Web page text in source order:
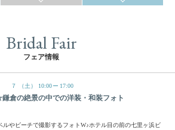
Bridal Fair
フェア情報
７ （土） 10:00 17:00
倉の絶景の中での洋装・和装フォト
やビーチで撮影するフォトW♪ホテル目の前の七里ヶ浜ビ